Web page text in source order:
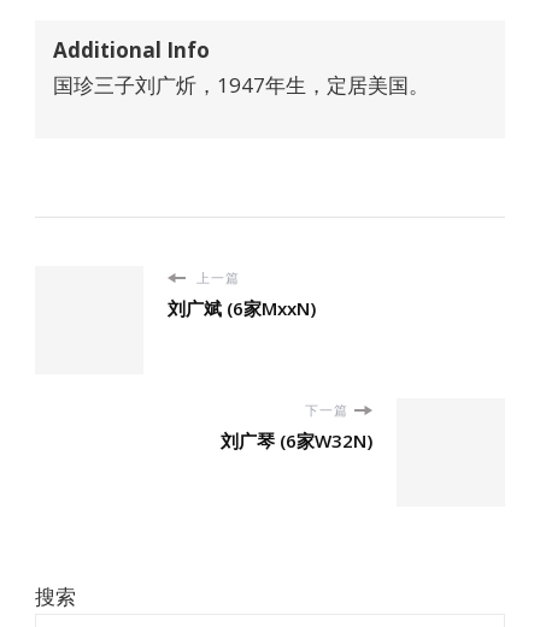
Additional Info
国珍三子刘广炘，1947年生，定居美国。
上一篇
刘广斌 (6家MxxN)
下一篇
刘广琴 (6家W32N)
搜索